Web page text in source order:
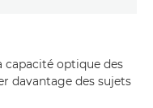
capacité optique des
davantage des sujets